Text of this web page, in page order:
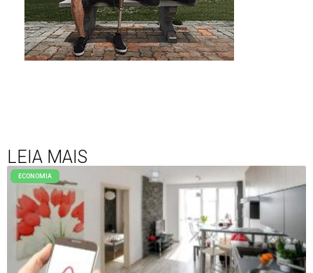
LEIA MAIS
ECONOMIA